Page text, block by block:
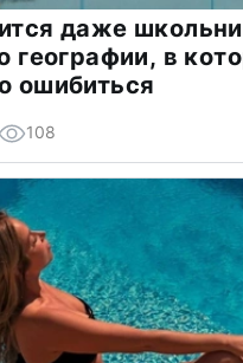
даже
географии, в
ошибиться
108